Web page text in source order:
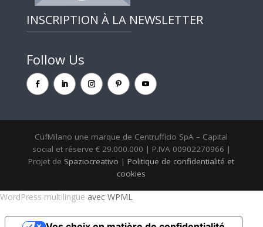
INSCRIPTION À LA NEWSLETTER
Follow Us
CufMilano une marque de Centrufficio SpA – Capital
social et réserve € 29.000.000 | P.IVA 00902270966 |
Projet de Spaziocreativo |Politique de confidentialité et
cookies
WordPress multilingue avec WPML